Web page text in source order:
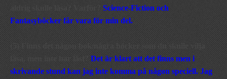
Science-Fiction och
Fantasyböcker får vara för min del.
(5) Finns det någon bok/några böcker som du skulle vilja
Det är klart att det finns men i
skrivande stund kan jag inte komma på någon speciell. Jag